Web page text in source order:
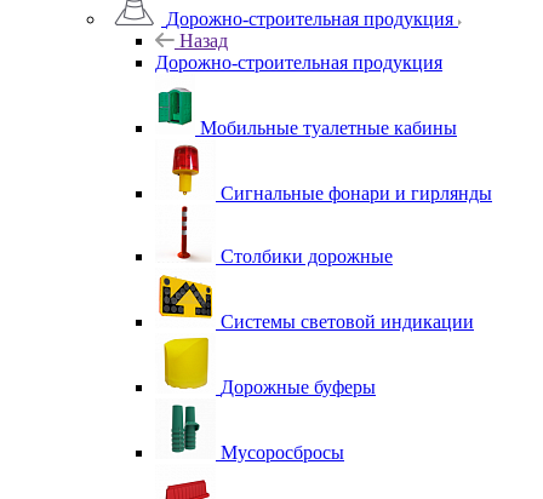
Дорожно-строительная продукция
Назад
Дорожно-строительная продукция
Мобильные туалетные кабины
Сигнальные фонари и гирлянды
Столбики дорожные
Системы световой индикации
Дорожные буферы
Мусоросбросы